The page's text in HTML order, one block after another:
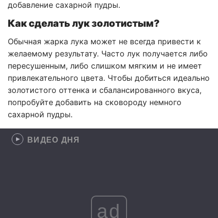
добавление сахарной пудры.
Как сделать лук золотистым?
Обычная жарка лука может не всегда привести к
желаемому результату. Часто лук получается либо
пересушенным, либо слишком мягким и не имеет
привлекательного цвета. Чтобы добиться идеально
золотистого оттенка и сбалансированного вкуса,
попробуйте добавить на сковороду немного
сахарной пудры.
ВИДЕО ДНЯ
ad